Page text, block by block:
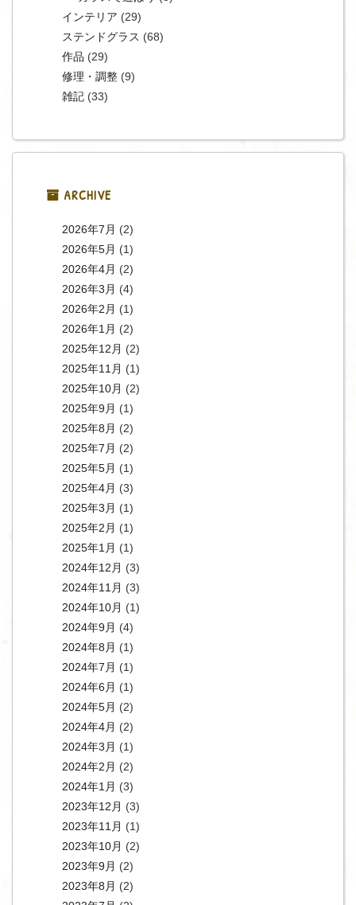
インテリア (29)
ステンドグラス (68)
作品 (29)
修理・調整(9)
雑記(33)
ARCHIVE
2026年7月 (2)
2026年5月 (1)
2026年4月 (2)
2026年3月 (4)
2026年2月 (1)
2026年1月 (2)
2025年12月 (2)
2025年11月 (1)
2025年10月 (2)
2025年9月 (1)
2025年8月 (2)
2025年7月 (2)
2025年5月 (1)
2025年4月 (3)
2025年3月 (1)
2025年2月 (1)
2025年1月 (1)
2024年12月 (3)
2024年11月 (3)
2024年10月 (1)
2024年9月 (4)
2024年8月 (1)
2024年7月 (1)
2024年6月 (1)
2024年5月 (2)
2024年4月 (2)
2024年3月 (1)
2024年2月 (2)
2024年1月 (3)
2023年12月 (3)
2023年11月 (1)
2023年10月 (2)
2023年9月 (2)
2023年8月 (2)